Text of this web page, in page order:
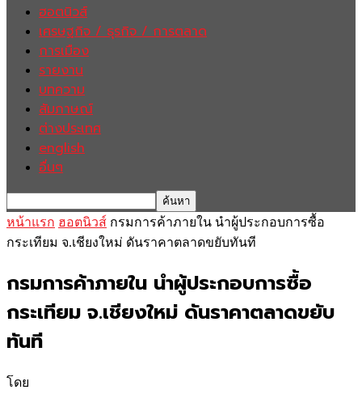
ฮอตนิวส์
เศรษฐกิจ / ธุรกิจ / การตลาด
การเมือง
รายงาน
บทความ
สัมภาษณ์
ต่างประเทศ
english
อื่นๆ
หน้าแรก ฮอตนิวส์ กรมการค้าภายใน นำผู้ประกอบการซื้อ
กระเทียม จ.เชียงใหม่ ดันราคาตลาดขยับทันที
กรมการค้าภายใน นำผู้ประกอบการซื้อ
กระเทียม จ.เชียงใหม่ ดันราคาตลาดขยับ
ทันที
โดย